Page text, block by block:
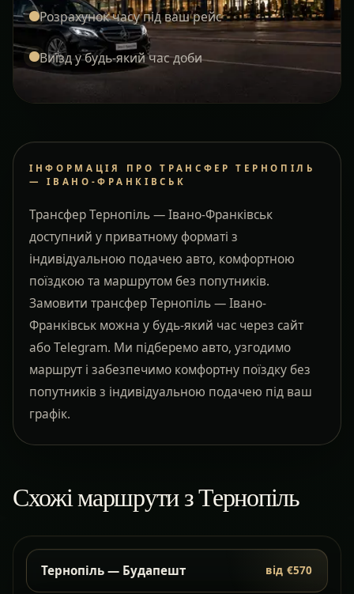
Розрахунок часу під ваш рейс
Виїзд у будь-який час доби
ІНФОРМАЦІЯ ПРО ТРАНСФЕР ТЕРНОПІЛЬ
— ІВАНО-ФРАНКІВСЬК
Трансфер Тернопіль — Івано-Франківськ
доступний у приватному форматі з
індивідуальною подачею авто, комфортною
поїздкою та маршрутом без попутників.
Замовити трансфер Тернопіль — Івано-
Франківськ можна у будь-який час через сайт
або Telegram. Ми підберемо авто, узгодимо
маршрут і забезпечимо комфортну поїздку без
попутників з індивідуальною подачею під ваш
графік.
Схожі маршрути з Тернопіль
Тернопіль — Будапешт від €570